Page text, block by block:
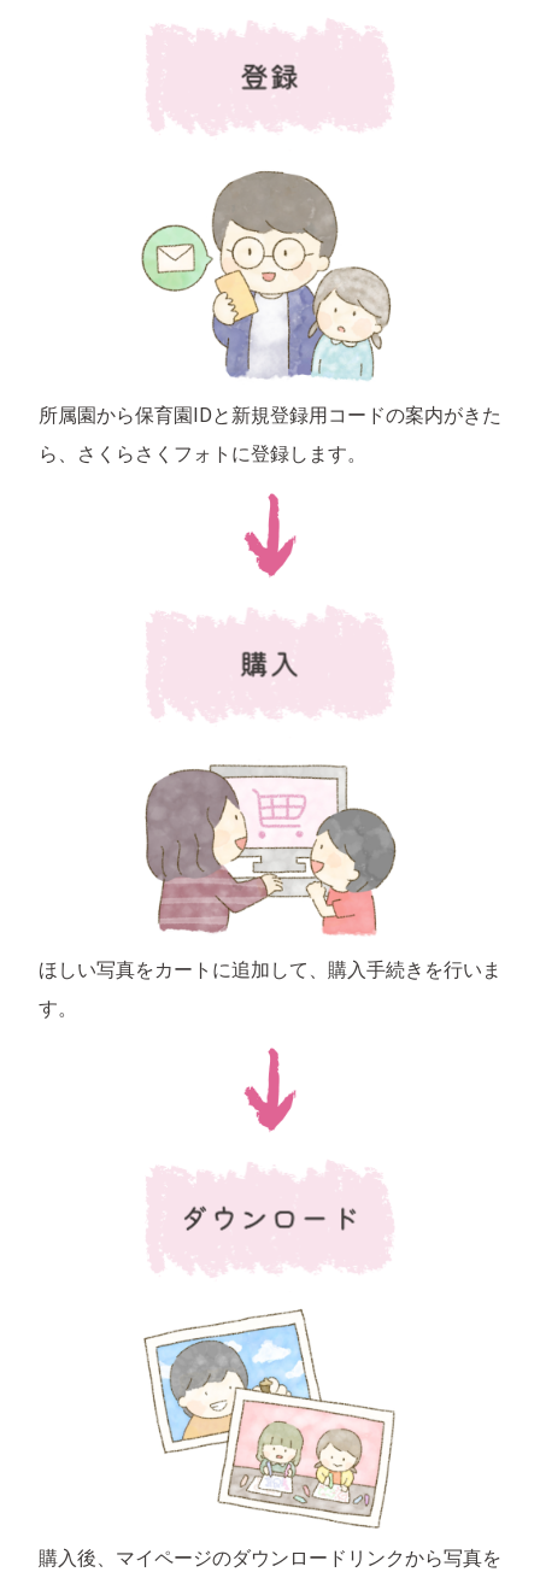
所属園から保育園IDと新規登録用コードの案内がきた
ら、さくらさくフォトに登録します。
ほしい写真をカートに追加して、購入手続きを行いま
す。
購入後、マイページのダウンロードリンクから写真を